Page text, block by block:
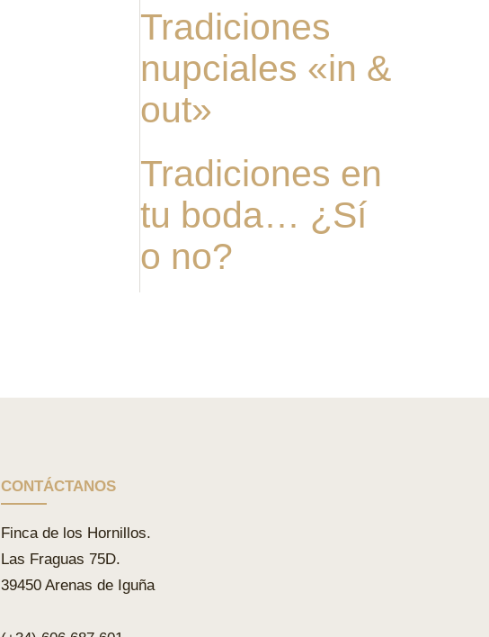
Tradiciones
nupciales «in &
out»
Tradiciones en
tu boda… ¿Sí
o no?
CONTÁCTANOS
Finca de los Hornillos.
Las Fraguas 75D.
39450 Arenas de Iguña